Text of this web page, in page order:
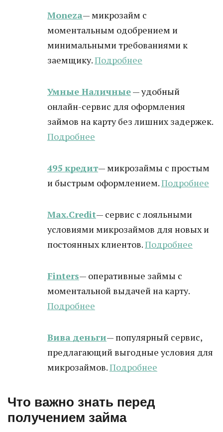
Moneza— микрозайм с
моментальным одобрением и
минимальными требованиями к
заемщику.Подробнее
Умные Наличные— удобный
онлайн-сервис для оформления
займов на карту без лишних задержек.
Подробнее
495 кредит— микрозаймы с простым
и быстрым оформлением.Подробнее
Max.Credit— сервис с лояльными
условиями микрозаймов для новых и
постоянных клиентов.Подробнее
Finters— оперативные займы с
моментальной выдачей на карту.
Подробнее
Вива деньги— популярный сервис,
предлагающий выгодные условия для
микрозаймов.Подробнее
Что важно знать перед
получением займа